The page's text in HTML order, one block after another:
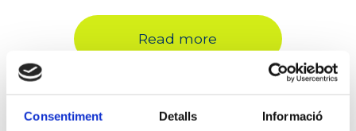
Consentiment Detalls Informació
Read more